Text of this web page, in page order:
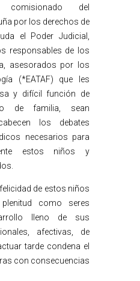
del
por los derechos de
el Poder Judicial,
responsables de los
asesorados por los
(*EATAF) que les
y difícil función de
de familia, sean
los debates
necesarios para
estos niños y
de estos niños
como seres
lleno de sus
afectivas, de
tarde condena el
con consecuencias